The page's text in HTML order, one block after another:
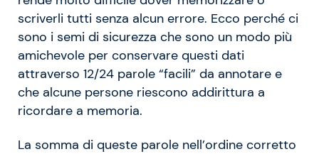
scriverli tutti senza alcun errore. Ecco perché ci
sono i semi di sicurezza che sono un modo più
amichevole per conservare questi dati
attraverso 12/24 parole “facili” da annotare e
che alcune persone riescono addirittura a
ricordare a memoria.
La somma di queste parole nell’ordine corretto